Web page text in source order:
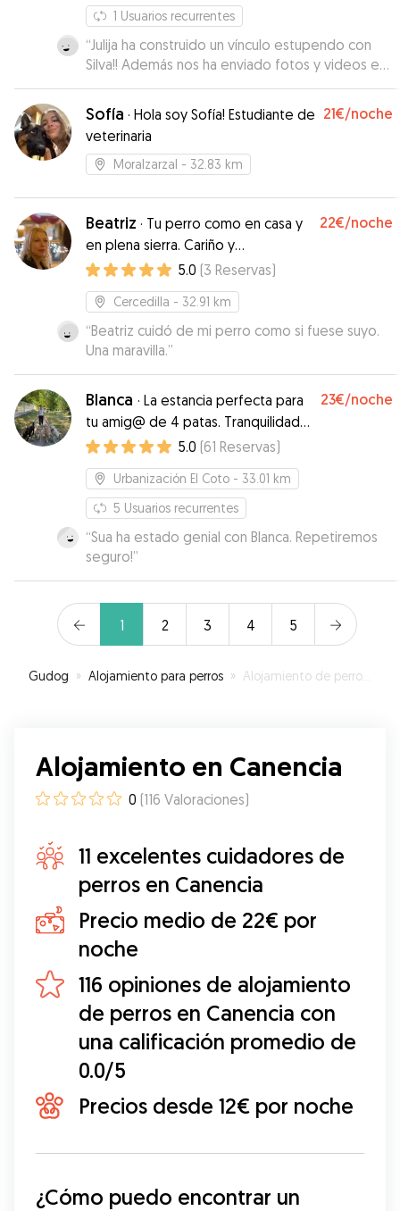
1 Usuarios recurrentes
“Julija ha construido un vínculo estupendo con
Silva!! Además nos ha enviado fotos y videos en
los q se veía a nuestra perra estupenda,
generando mucha tranquilidad. Y le ha dado unas
paseos enormes! Muchas gracias Julija!!”
Sofía · Hola soy Sofía! Estudiante de
veterinaria
21€/noche
Moralzarzal - 32.83 km
Beatriz · Tu perro como en casa y
en plena sierra. Cariño y
responsabilidad.
22€/noche
5.0 (3 Reservas)
Cercedilla - 32.91 km
“Beatriz cuidó de mi perro como si fuese suyo.
Una maravilla.”
Blanca · La estancia perfecta para
tu amig@ de 4 patas. Tranquilidad
para ti y para ellos
23€/noche
5.0 (61 Reservas)
Urbanización El Coto - 33.01 km
5 Usuarios recurrentes
“Sua ha estado genial con Blanca. Repetiremos
seguro!”
1 2 3 4 5
Gudog » Alojamiento para perros » Alojamiento de perros en Canencia
Alojamiento en Canencia
0 (116 Valoraciones)
11 excelentes cuidadores de
perros en Canencia
Precio medio de 22€ por
noche
116 opiniones de alojamiento
de perros en Canencia con
una calificación promedio de
0.0/5
Precios desde 12€ por noche
¿Cómo puedo encontrar un